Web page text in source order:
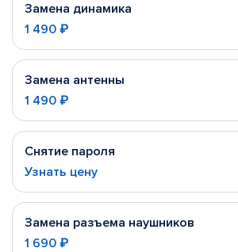
Замена динамика
1 490 ₽
Замена антенны
1 490 ₽
Снятие пароля
Узнать цену
Замена разъема наушников
1 690 ₽